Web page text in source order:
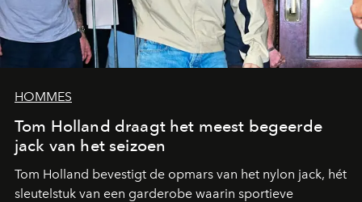
HOMMES
Tom Holland draagt het meest begeerde
jack van het seizoen
Tom Holland bevestigt de opmars van het nylon jack, hét
sleutelstuk van een garderobe waarin sportieve